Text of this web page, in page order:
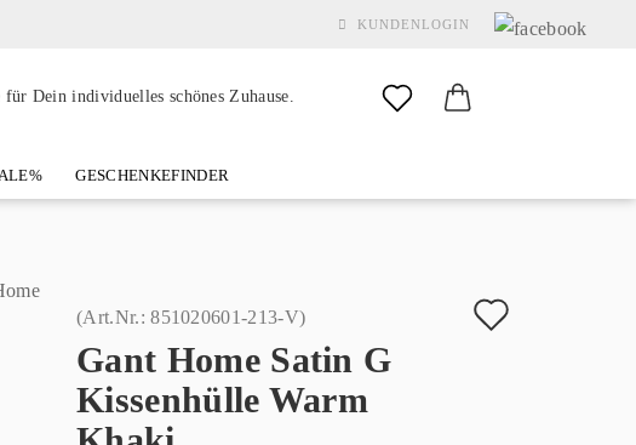
KUNDENLOGIN
Konto erstellen
Dein individuelles schönes Zuhause.
GESCHENKEFINDER
(Art.Nr.:851020601-213-V)
Gant Home Satin G
Kissenhülle Warm